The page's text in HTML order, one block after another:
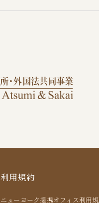
利用規約
ニューヨーク提携オフィス利用規